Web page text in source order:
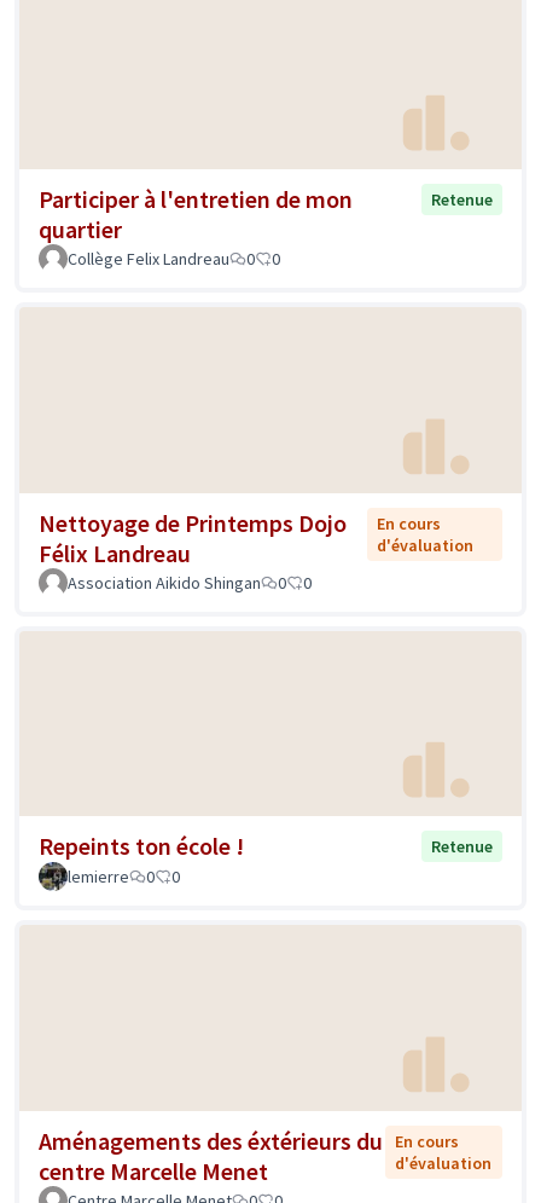
Participer à l'entretien de mon
quartier
Retenue
Collège Felix Landreau 0 0
Nettoyage de Printemps Dojo
Félix Landreau
En cours
d'évaluation
Association Aikido Shingan
0 0
Repeints ton école !
Retenue
lemierre
0 0
Aménagements des éxtérieurs du
centre Marcelle Menet
En cours
d'évaluation